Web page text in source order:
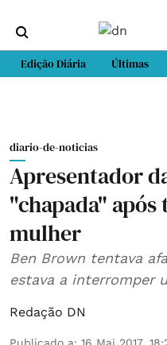
Edição Diária Últimas
diario-de-noticias
Apresentador
"chapada"
mulher
Ben Brown tentava
estava a interromper
Redação DN